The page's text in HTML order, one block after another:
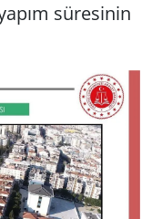
süresinin